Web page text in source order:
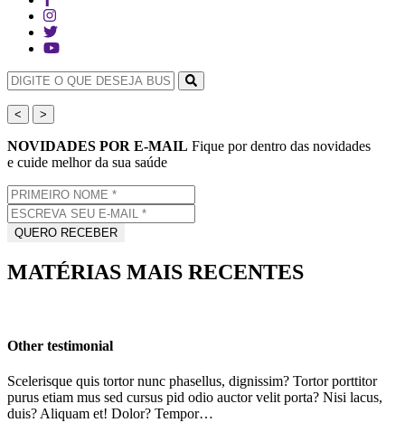
< >
NOVIDADES POR E-MAIL Fique por dentro das novidades
e cuide melhor da sua saúde
MATÉRIAS MAIS RECENTES
Other testimonial
Scelerisque quis tortor nunc phasellus, dignissim? Tortor porttitor
purus etiam mus sed cursus pid odio auctor velit porta? Nisi lacus,
duis? Aliquam et! Dolor? Tempor…